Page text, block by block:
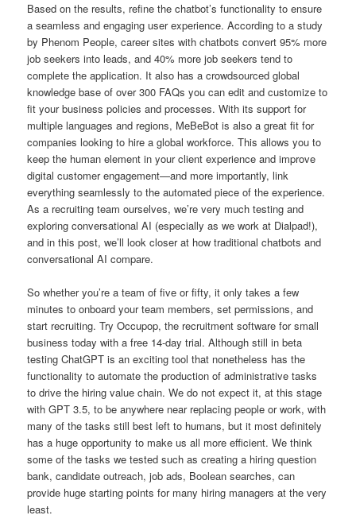
Based on the results, refine the chatbot’s functionality to ensure
a seamless and engaging user experience. According to a study
by Phenom People, career sites with chatbots convert 95% more
job seekers into leads, and 40% more job seekers tend to
complete the application. It also has a crowdsourced global
knowledge base of over 300 FAQs you can edit and customize to
fit your business policies and processes. With its support for
multiple languages and regions, MeBeBot is also a great fit for
companies looking to hire a global workforce. This allows you to
keep the human element in your client experience and improve
digital customer engagement—and more importantly, link
everything seamlessly to the automated piece of the experience.
As a recruiting team ourselves, we’re very much testing and
exploring conversational AI (especially as we work at Dialpad!),
and in this post, we’ll look closer at how traditional chatbots and
conversational AI compare.
So whether you’re a team of five or fifty, it only takes a few
minutes to onboard your team members, set permissions, and
start recruiting. Try Occupop, the recruitment software for small
business today with a free 14-day trial. Although still in beta
testing ChatGPT is an exciting tool that nonetheless has the
functionality to automate the production of administrative tasks
to drive the hiring value chain. We do not expect it, at this stage
with GPT 3.5, to be anywhere near replacing people or work, with
many of the tasks still best left to humans, but it most definitely
has a huge opportunity to make us all more efficient. We think
some of the tasks we tested such as creating a hiring question
bank, candidate outreach, job ads, Boolean searches, can
provide huge starting points for many hiring managers at the very
least.